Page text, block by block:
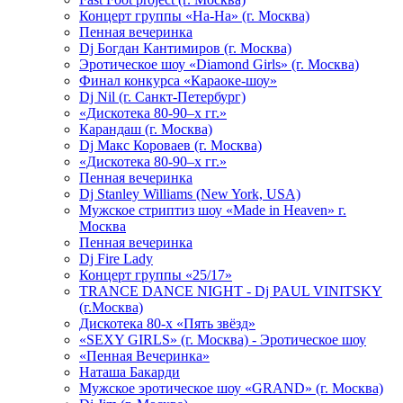
Концерт группы «На-На» (г. Москва)
Пенная вечеринка
Dj Богдан Кантимиров (г. Москва)
Эротическое шоу «Diamond Girls» (г. Москва)
Финал конкурса «Караоке-шоу»
Dj Nil (г. Санкт-Петербург)
«Дискотека 80-90–х гг.»
Карандаш (г. Москва)
Dj Макс Короваев (г. Москва)
«Дискотека 80-90–х гг.»
Пенная вечеринка
Dj Stanley Williams (New York, USA)
Мужское стриптиз шоу «Made in Heaven» г.
Москва
Пенная вечеринка
Dj Fire Lady
Концерт группы «25/17»
TRANCE DANCE NIGHT - Dj PAUL VINITSKY
(г.Москва)
Дискотека 80-х «Пять звёзд»
«SEXY GIRLS» (г. Москва) - Эротическое шоу
«Пенная Вечеринка»
Hаташа Бакарди
Мужское эротическое шоу «GRAND» (г. Москва)